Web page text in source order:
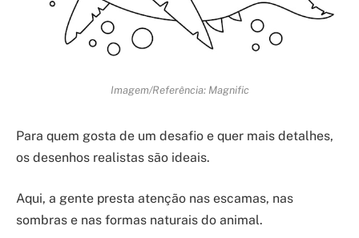
Imagem/Referência: Magnific
Para quem gosta de um desafio e quer mais detalhes,
os desenhos realistas são ideais.
Aqui, a gente presta atenção nas escamas, nas
sombras e nas formas naturais do animal.